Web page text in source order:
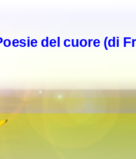
del cuore (di